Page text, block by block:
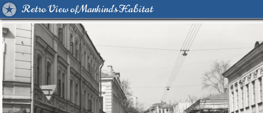
Retro View of Mankind's Habitat